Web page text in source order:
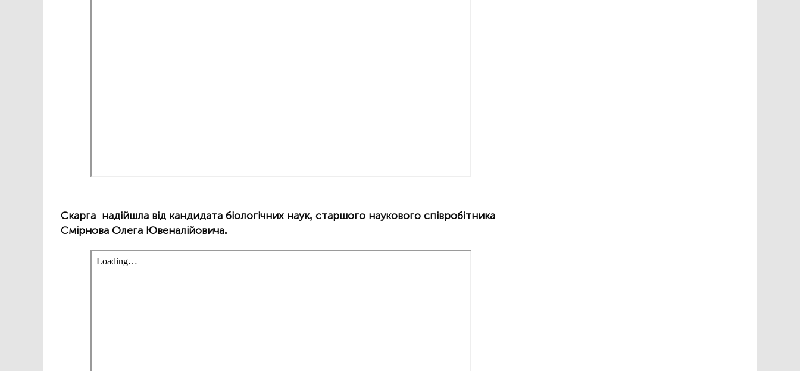
Скарга надійшла від кандидата біологічних наук, старшого наукового співробітника
Смірнова Олега Ювеналійовича.